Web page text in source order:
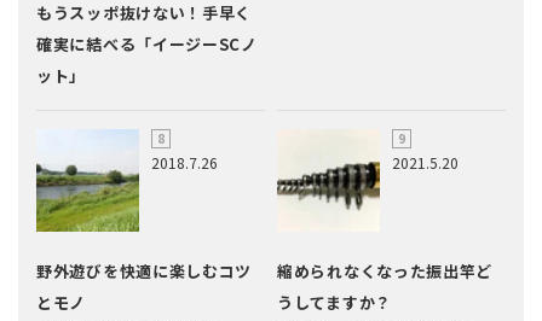
もうスッポ抜けない！手早く
確実に結べる「イージーSCノ
ット」
2018.7.26
野外遊びを快適に楽しむコツ
とモノ
2021.5.20
縮められなくなった振出竿ど
うしてますか？